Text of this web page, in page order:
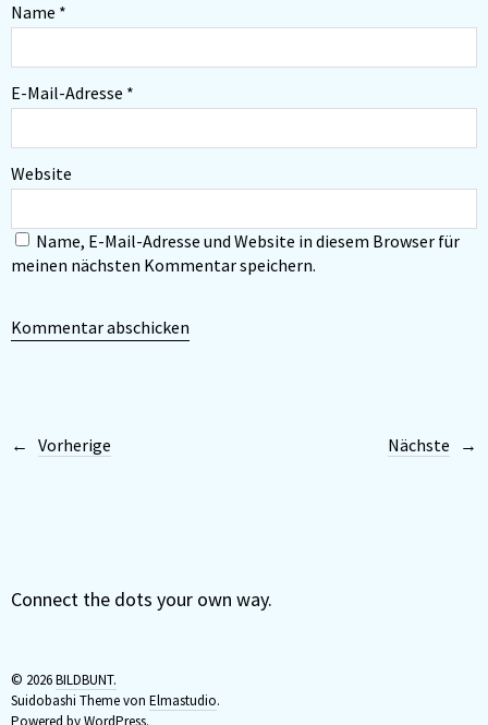
Name *
E-Mail-Adresse *
Website
Name, E-Mail-Adresse und Website in diesem Browser für
meinen nächsten Kommentar speichern.
Vorherige Nächste
Connect the dots your own way.
© 2026BILDBUNT.
Suidobashi Theme von Elmastudio.